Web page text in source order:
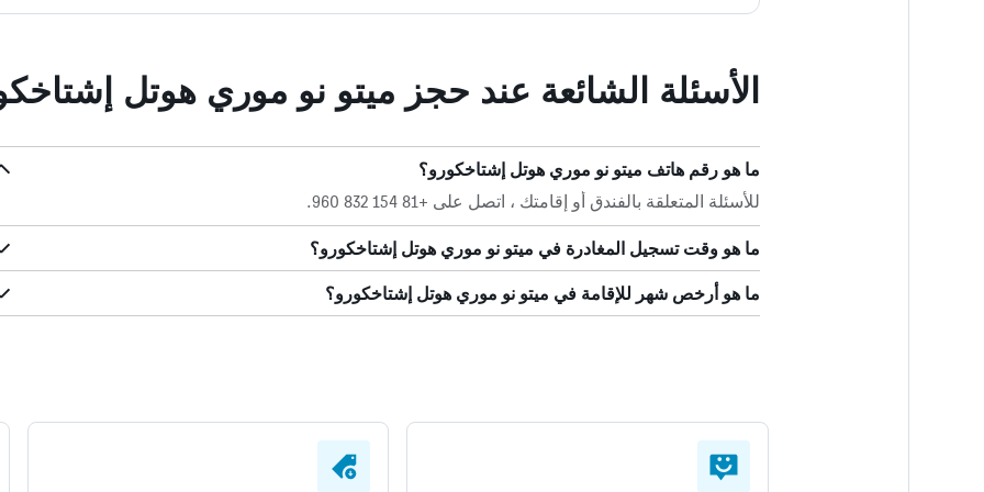
الأسئلة الشائعة عند حجز ميتو نو موري هوتل
ما هو رقم هاتف ميتو نو موري هوتل إشتاخكورو؟
للأسئلة المتعلقة بالفندق أو إقامتك ، اتصل على +81 154 832 960.
ما هو وقت تسجيل المغادرة في ميتو نو موري هوتل إشتاخكورو؟
ما هو أرخص شهر للإقامة في ميتو نو موري هوتل إشتاخكورو؟